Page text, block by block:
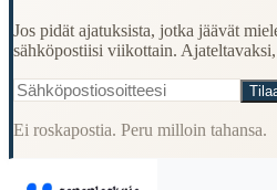
Jos pidät ajatuksista, jotka jäävät
sähköpostiisi viikottain.
Ei roskapostia. Peru milloin tahansa.